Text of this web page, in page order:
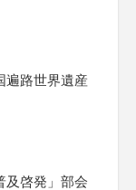
遍路世界遺産
及啓発」部会